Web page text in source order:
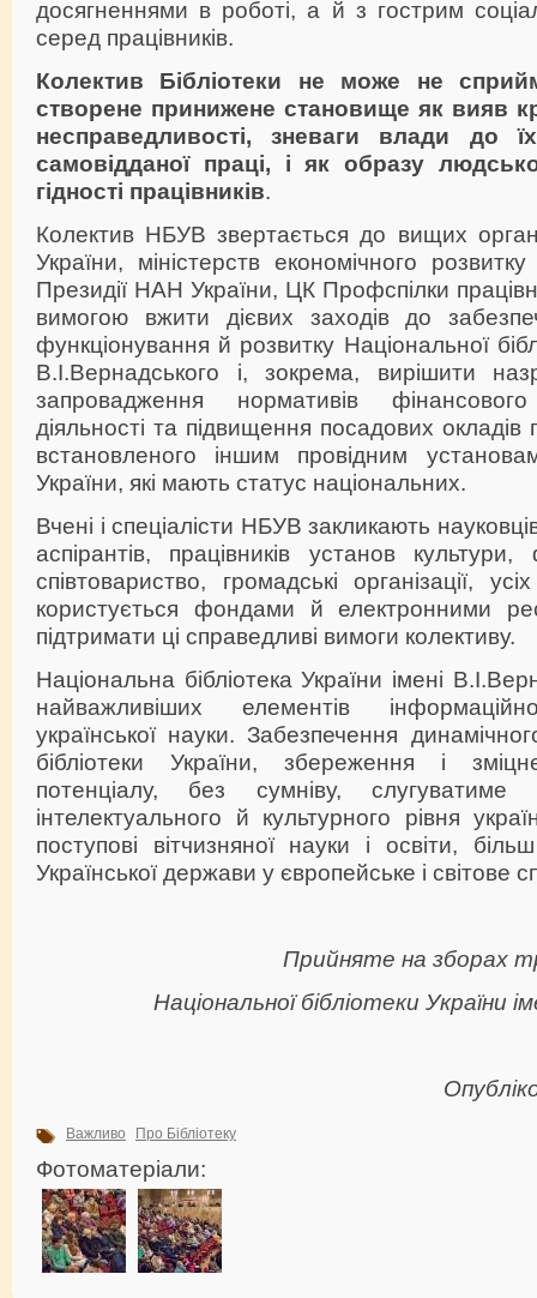
досягненнями в роботі, а й з гострим
серед працівників.
Колектив Бібліотеки не може не
створене принижене становище як вияв
несправедливості, зневаги влади до
самовідданої праці, і як образу
гідності працівників.
Колектив НБУВ звертається до вищих
України, міністерств економічного
Президії НАН України, ЦК Профспілки
вимогою вжити дієвих заходів до
функціонування й розвитку Національної
В.І.Вернадського і, зокрема, вирішити
запровадження нормативів
діяльності та підвищення посадових окладів
встановленого іншим провідним
України, які мають статус національних.
Вчені і спеціалісти НБУВ закликають
аспірантів, працівників установ культури,
співтовариство, громадські організації,
користується фондами й електронними
підтримати ці справедливі вимоги колективу.
Національна бібліотека України імені
найважливіших елементів
української науки. Забезпечення
бібліотеки України, збереження і
потенціалу, без сумніву, слугуватиме
інтелектуального й культурного рівня
поступові вітчизняної науки і освіти, більш
Української держави у європейське і світове
Прийняте на зборах
Національної бібліотеки України
Важливо Про Бібліотеку
Фотоматеріали: